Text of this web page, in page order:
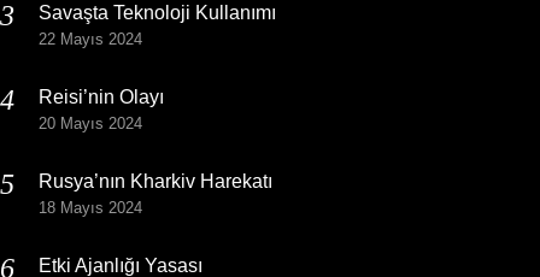
Savaşta Teknoloji Kullanımı
22 Mayıs 2024
Reisi’nin Olayı
20 Mayıs 2024
Rusya’nın Kharkiv Harekatı
18 Mayıs 2024
Etki Ajanlığı Yasası